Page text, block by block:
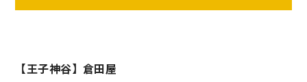
【王子神谷】倉田屋